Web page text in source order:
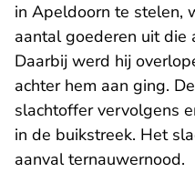
in Apeldoorn te stelen,
aantal goederen uit die
Daarbij werd hij
achter hem aan ging.
slachtoffer vervolgens
in de buikstreek. Het
aanval ternauwernood.